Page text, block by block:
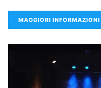
MAGGIORI INFORMAZIONI